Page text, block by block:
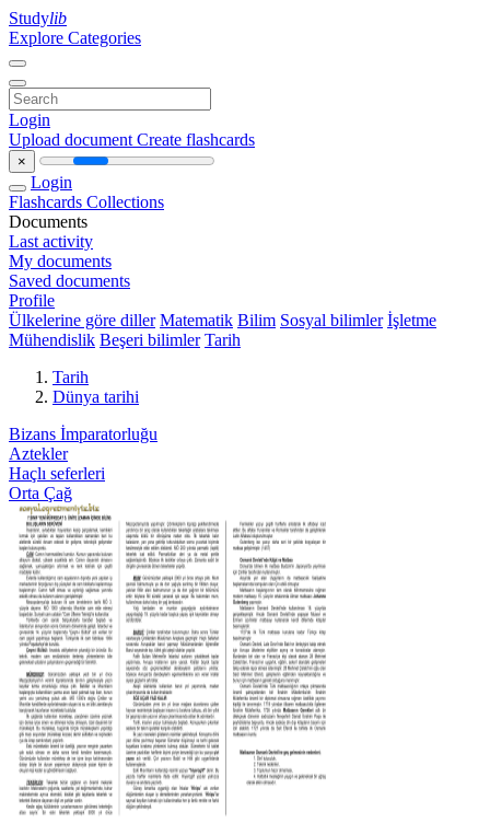
Studylib
Explore Categories
Login
Upload document Create flashcards
×
Login
Flashcards Collections
Documents
Last activity
My documents
Saved documents
Profile
Ülkelerine göre diller Matematik Bilim Sosyal bilimler İşletme
Mühendislik Beşeri bilimler Tarih
Tarih
Dünya tarihi
Bizans İmparatorluğu
Aztekler
Haçlı seferleri
Orta Çağ